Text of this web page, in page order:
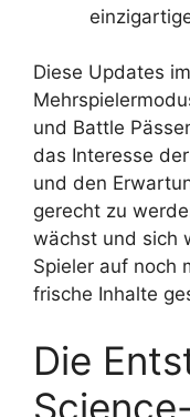
Diese Updates
und Battle
das Interesse
und den
gerecht zu
wächst und sich
Spieler auf noch
frische Inhalte
Die